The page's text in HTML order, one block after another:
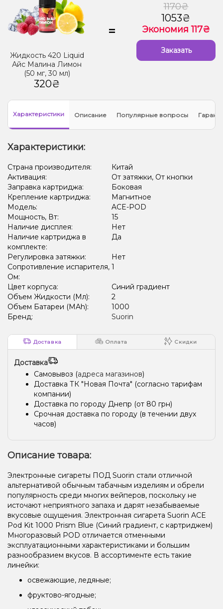
Жидкость 420 Liquid
Айс Малина Лимон
(50 мг, 30 мл)
320₴
=
1170₴
1053₴
Экономия 117₴
Заказать
Характеристики Описание Популярные вопросы
Характеристики:
Страна производителя:
Китай
Активация:
От затяжки, От кнопки
Заправка картриджа:
Боковая
Крепление картриджа:
Магнитное
Модель:
ACE-POD
Мощность, Вт:
15
Наличие дисплея:
Нет
Наличие картриджа в
комплекте:
Да
Регулировка затяжки:
Нет
Сопротивление испарителя,
Ом:
1
Цвет корпуса:
Синий градиент
Объем Жидкости (Мл):
2
Объем Батареи (MAh):
1000
Бренд:
Suorin
Доставка Оплата Скидки
Доставка
Самовывоз (адреса магазинов)
Доставка ТК "Новая Почта" (согласно тарифам
компании)
Доставка по городу Днепр (от 80 грн)
Срочная доставка по городу (в течении двух
часов)
Описание товара:
Электронные сигареты ПОД Suorin стали отличной
альтернативой обычным табачным изделиям и обрели
популярность среди многих вейперов, поскольку не
источают неприятного запаха и дарят незабываемые
вкусовые ощущения. Электронная сигарета Suorin ACE
Pod Kit 1000 Prism Blue (Синий градиент, с картриджем)
Многоразовый POD отличается отменными
эксплуатационными характеристиками и большим
разнообразием вкусов. В ассортименте есть такие
линейки:
освежающие, ледяные;
фруктово-ягодные;